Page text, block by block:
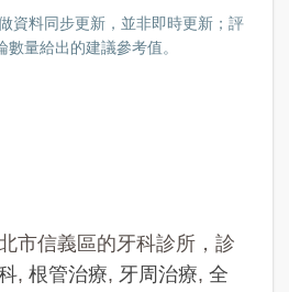
資料同步更新，並非即時更新；評
量給出的建議參考值。
市信義區的牙科診所，診
, 根管治療, 牙周治療, 全